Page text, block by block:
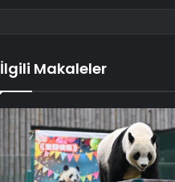
İlgili Makaleler